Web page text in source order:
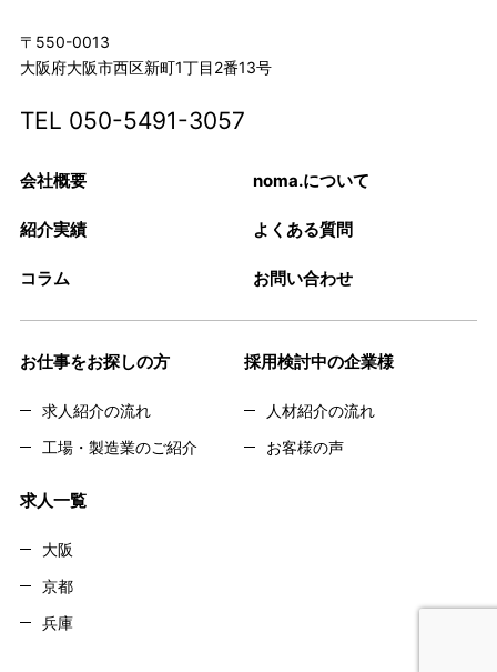
〒550-0013
大阪府大阪市西区新町1丁目2番13号
TEL 050-5491-3057
会社概要 noma.について
紹介実績 よくある質問
コラム お問い合わせ
お仕事をお探しの方
求人紹介の流れ
工場・製造業のご紹介
採用検討中の企業様
人材紹介の流れ
お客様の声
求人一覧
大阪
京都
兵庫